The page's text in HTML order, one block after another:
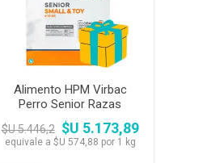
Alimento HPM Virbac
Perro Senior Razas
Pequeñas y Mini 9 kg
$U 5.446,2 $U 5.173,89
equivale a $U 574,88 por 1 kg